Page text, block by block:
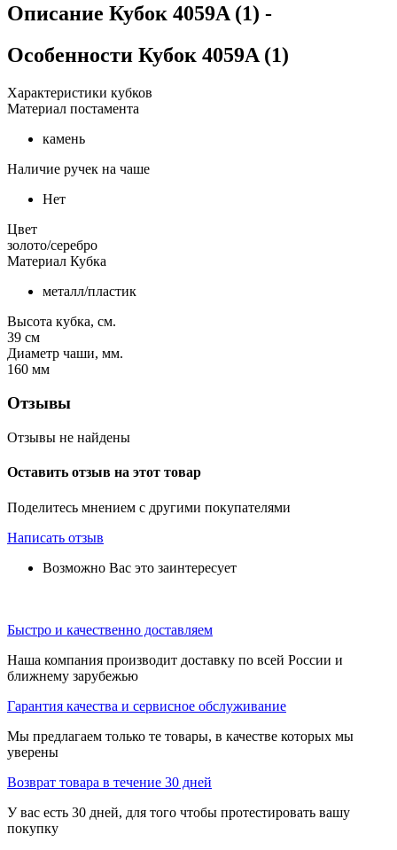
Описание Кубок 4059A (1) -
Особенности Кубок 4059A (1)
Характеристики кубков
Материал постамента
камень
Наличие ручек на чаше
Нет
Цвет
золото/серебро
Материал Кубка
металл/пластик
Высота кубка, см.
39 см
Диаметр чаши, мм.
160 мм
Отзывы
Отзывы не найдены
Оставить отзыв на этот товар
Поделитесь мнением с другими покупателями
Написать отзыв
Возможно Вас это заинтересует
Быстро и качественно доставляем
Наша компания производит доставку по всей России и
ближнему зарубежью
Гарантия качества и сервисное обслуживание
Мы предлагаем только те товары, в качестве которых мы
уверены
Возврат товара в течение 30 дней
У вас есть 30 дней, для того чтобы протестировать вашу
покупку